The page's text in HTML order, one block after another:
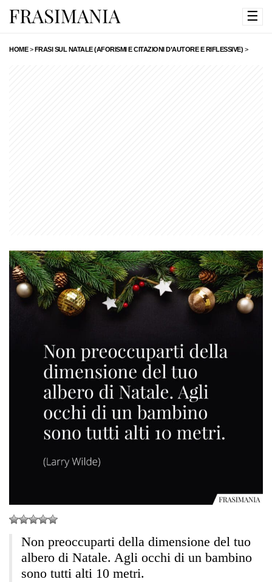
☰
HOME>FRASI SUL NATALE (AFORISMI E CITAZIONI D’AUTORE E RIFLESSIVE) >
Non preoccuparti della dimensione del tuo
albero di Natale. Agli occhi di un bambino
sono tutti alti 10 metri.